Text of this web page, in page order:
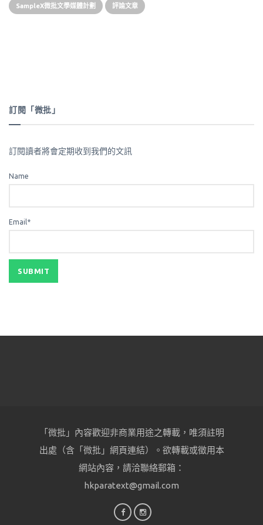
SampleX微批文學媒體計劃 評論文章
訂閱「微批」
訂閱讀者將會定期收到我們的文訊
Name
Email*
「微批」內容歡迎非商業用途之轉載，唯須註明
出處（含「微批」網頁連結）。欲轉載或徵用本
網站內容，請洽聯絡郵箱：
hkparatext@gmail.com